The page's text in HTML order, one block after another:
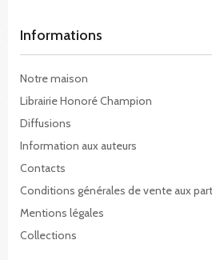
Informations
Notre maison
Librairie Honoré Champion
Diffusions
Information aux auteurs
Contacts
Conditions générales de vente aux
Mentions légales
Collections